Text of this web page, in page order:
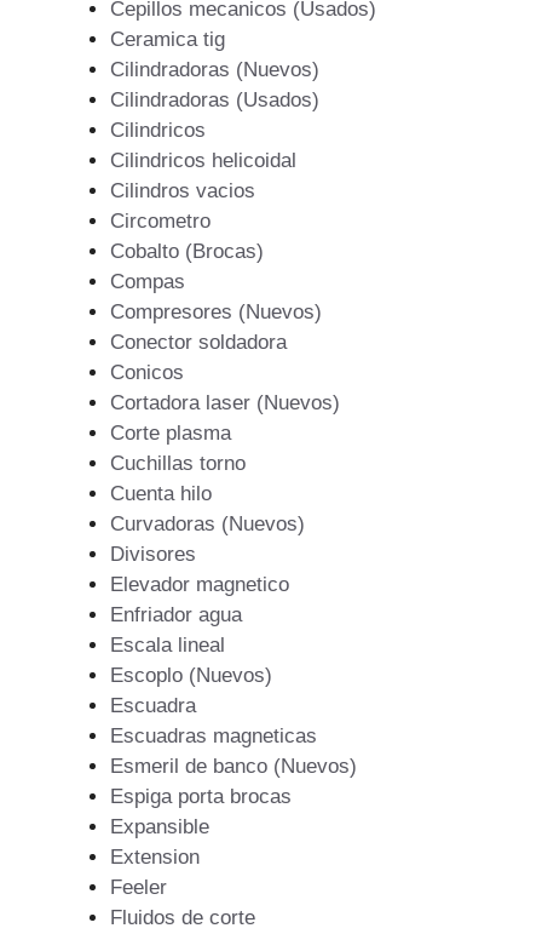
Cepillos mecanicos (Usados)
Ceramica tig
Cilindradoras (Nuevos)
Cilindradoras (Usados)
Cilindricos
Cilindricos helicoidal
Cilindros vacios
Circometro
Cobalto (Brocas)
Compas
Compresores (Nuevos)
Conector soldadora
Conicos
Cortadora laser (Nuevos)
Corte plasma
Cuchillas torno
Cuenta hilo
Curvadoras (Nuevos)
Divisores
Elevador magnetico
Enfriador agua
Escala lineal
Escoplo (Nuevos)
Escuadra
Escuadras magneticas
Esmeril de banco (Nuevos)
Espiga porta brocas
Expansible
Extension
Feeler
Fluidos de corte